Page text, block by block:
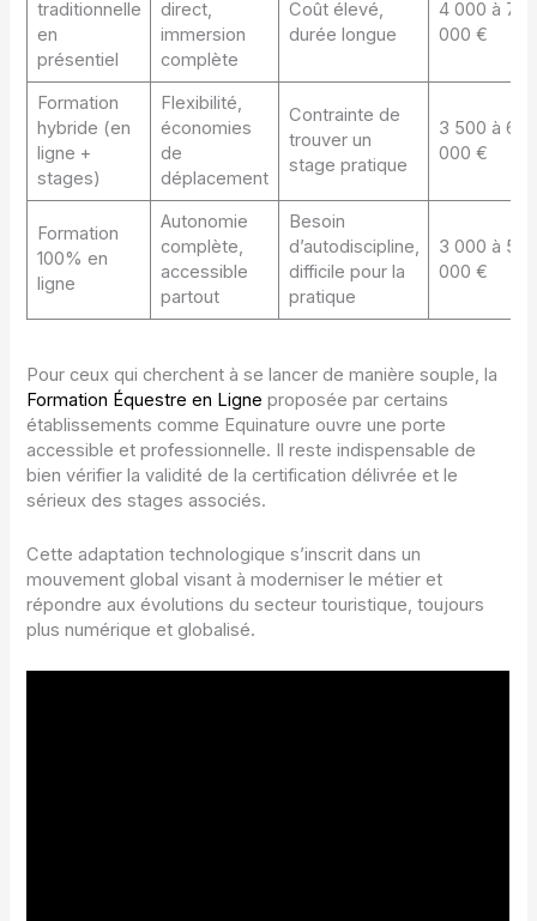
traditionnelle
en
présentiel
direct,
immersion
complète
Coût élevé,
durée longue
4 000 à 7
000 €
Formation
hybride (en
ligne +
stages)
Flexibilité,
économies
de
déplacement
Contrainte de
trouver un
stage pratique
3 500 à 6
000 €
Formation
100% en
ligne
Autonomie
complète,
accessible
partout
Besoin
d’autodiscipline,
difficile pour la
pratique
3 000 à 5
000 €
Pour ceux qui cherchent à se lancer de manière souple, la
Formation Équestre en Ligne proposée par certains
établissements comme Equinature ouvre une porte
accessible et professionnelle. Il reste indispensable de
bien vérifier la validité de la certification délivrée et le
sérieux des stages associés.
Cette adaptation technologique s’inscrit dans un
mouvement global visant à moderniser le métier et
répondre aux évolutions du secteur touristique, toujours
plus numérique et globalisé.